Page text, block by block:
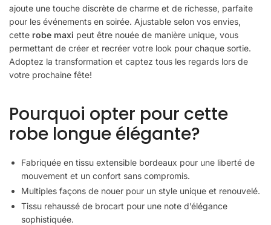
ajoute une touche discrète de charme et de richesse, parfaite
pour les événements en soirée. Ajustable selon vos envies,
cette robe maxi peut être nouée de manière unique, vous
permettant de créer et recréer votre look pour chaque sortie.
Adoptez la transformation et captez tous les regards lors de
votre prochaine fête!
Pourquoi opter pour cette
robe longue élégante?
Fabriquée en tissu extensible bordeaux pour une liberté de
mouvement et un confort sans compromis.
Multiples façons de nouer pour un style unique et renouvelé.
Tissu rehaussé de brocart pour une note d’élégance
sophistiquée.